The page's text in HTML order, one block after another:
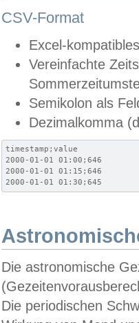
CSV-Format
Excel-
Vereinfachte
Semikolon als
Dezimalkomma
timestamp;value
2000-01-01 01:00;646
2000-01-01 01:15;646
2000-01-01 01:30;645
Die astronomische
Die periodischen